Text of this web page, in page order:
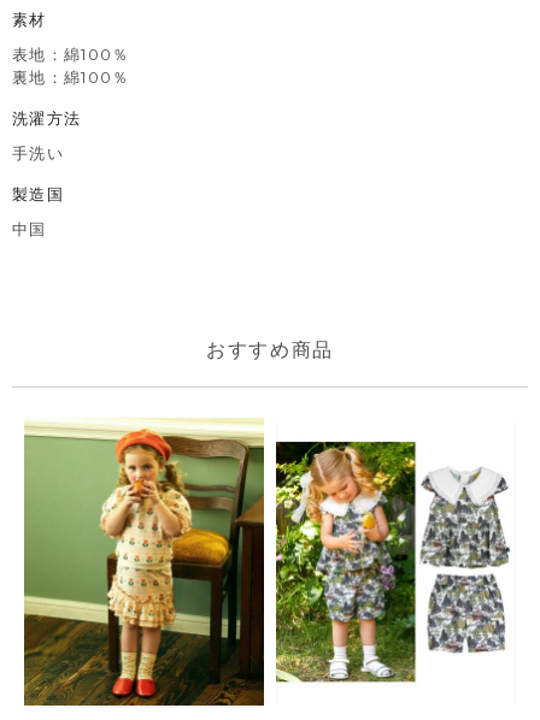
素材
表地：綿100％
裏地：綿100％
洗濯方法
手洗い
製造国
中国
おすすめ商品